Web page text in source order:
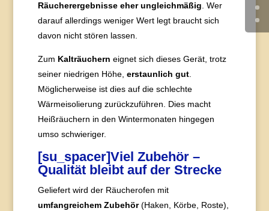
Räucherergebnisse eher ungleichmäßig. Wer
darauf allerdings weniger Wert legt braucht sich
davon nicht stören lassen.
Zum Kalträuchern eignet sich dieses Gerät, trotz
seiner niedrigen Höhe, erstaunlich gut.
Möglicherweise ist dies auf die schlechte
Wärmeisolierung zurückzuführen. Dies macht
Heißräuchern in den Wintermonaten hingegen
umso schwieriger.
[su_spacer]Viel Zubehör –
Qualität bleibt auf der Strecke
Geliefert wird der Räucherofen mit
umfangreichem Zubehör(Haken, Körbe, Roste),